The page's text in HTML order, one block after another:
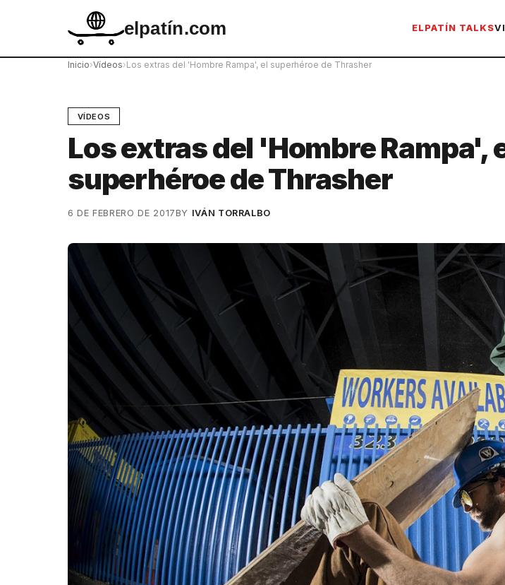
elpatín.com ELPATÍN TALKS
Inicio›Vídeos›Los extras del 'Hombre Rampa', el superhéroe de Thrasher
VÍDEOS
Los extras del 'Hombre Rampa',
superhéroe de Thrasher
6 DE FEBRERO DE 2017BY IVÁN TORRALBO